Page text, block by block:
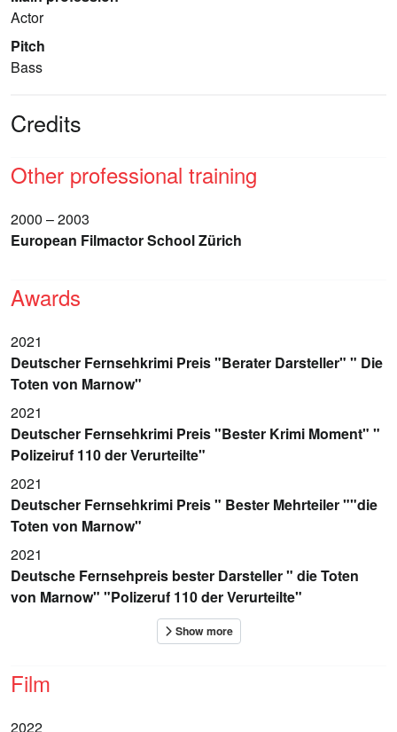
Actor
Pitch
Bass
Credits
Other professional training
2000 – 2003
European Filmactor School Zürich
Awards
2021
Deutscher Fernsehkrimi Preis "Berater Darsteller" " Die
Toten von Marnow"
2021
Deutscher Fernsehkrimi Preis "Bester Krimi Moment" "
Polizeiruf 110 der Verurteilte"
2021
Deutscher Fernsehkrimi Preis " Bester Mehrteiler ""die
Toten von Marnow"
2021
Deutsche Fernsehpreis bester Darsteller " die Toten
von Marnow" "Polizeruf 110 der Verurteilte"
Film
2022